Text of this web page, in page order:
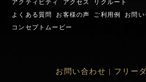
アクティビティ
アクセス
リクルート
よくある質問
お客様の声 ご利用例 お問い
コンセプトムービー
お問い合わせ | フリー